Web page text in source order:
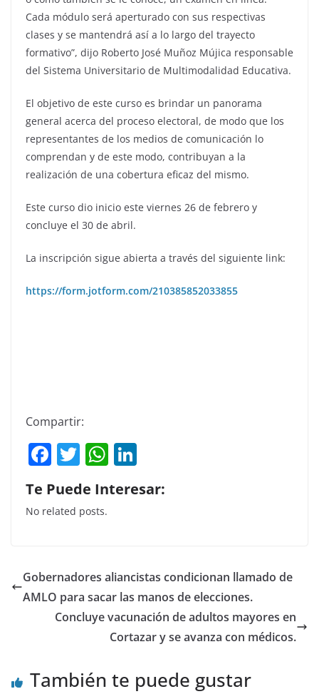
Cada módulo será aperturado con sus respectivas
clases y se mantendrá así a lo largo del trayecto
formativo”, dijo Roberto José Muñoz Mújica responsable
del Sistema Universitario de Multimodalidad Educativa.
El objetivo de este curso es brindar un panorama
general acerca del proceso electoral, de modo que los
representantes de los medios de comunicación lo
comprendan y de este modo, contribuyan a la
realización de una cobertura eficaz del mismo.
Este curso dio inicio este viernes 26 de febrero y
concluye el 30 de abril.
La inscripción sigue abierta a través del siguiente link:
https://form.jotform.com/210385852033855
Compartir:
F
a
c
e
o
o
k
T
w
itt
er
W
h
at
p
p
k
n
Te Puede Interesar:
No related posts.
Gobernadores aliancistas condicionan llamado de
AMLO para sacar las manos de elecciones.
Concluye vacunación de adultos mayores en
Cortazar y se avanza con médicos.
También te puede gustar